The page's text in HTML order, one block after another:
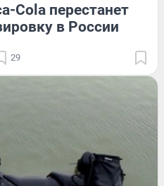
Cola перестанет
в России
29